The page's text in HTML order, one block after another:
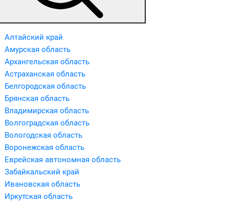
Алтайский край
Амурская область
Архангельская область
Астраханская область
Белгородская область
Брянская область
Владимирская область
Волгоградская область
Вологодская область
Воронежская область
Еврейская автономная область
Забайкальский край
Ивановская область
Иркутская область